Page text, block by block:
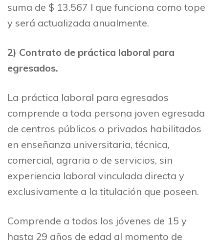
suma de $ 13.567 l que funciona como tope
y será actualizada anualmente.
2) Contrato de práctica laboral para
egresados.
La práctica laboral para egresados
comprende a toda persona joven egresada
de centros públicos o privados habilitados
en enseñanza universitaria, técnica,
comercial, agraria o de servicios, sin
experiencia laboral vinculada directa y
exclusivamente a la titulación que poseen.
Comprende a todos los jóvenes de 15 y
hasta 29 años de edad al momento de